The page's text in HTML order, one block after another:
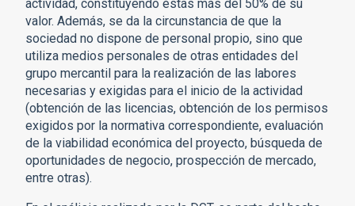
actividad, constituyendo éstas más del 50% de su
valor. Además, se da la circunstancia de que la
sociedad no dispone de personal propio, sino que
utiliza medios personales de otras entidades del
grupo mercantil para la realización de las labores
necesarias y exigidas para el inicio de la actividad
(obtención de las licencias, obtención de los permisos
exigidos por la normativa correspondiente, evaluación
de la viabilidad económica del proyecto, búsqueda de
oportunidades de negocio, prospección de mercado,
entre otras).